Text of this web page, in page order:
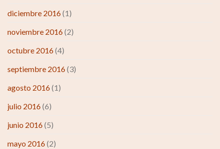
diciembre 2016(1)
noviembre 2016(2)
octubre 2016(4)
septiembre 2016(3)
agosto 2016(1)
julio 2016(6)
junio 2016(5)
mayo 2016(2)